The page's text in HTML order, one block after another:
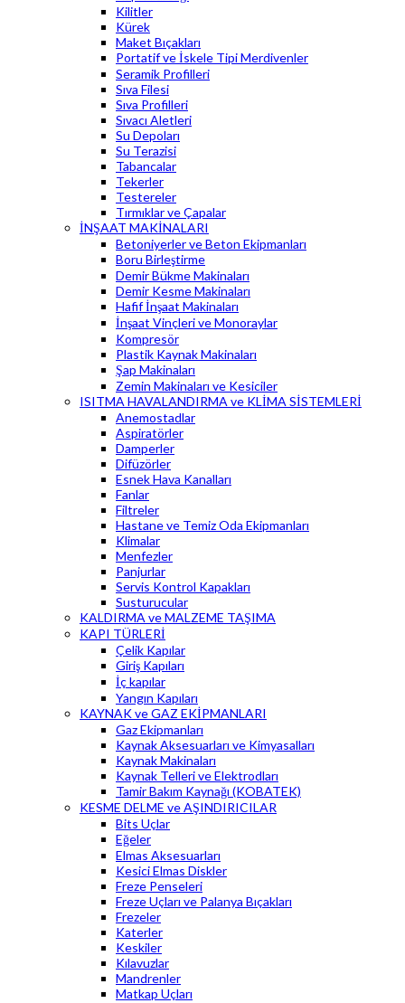
Kilitler
Kürek
Maket Bıçakları
Portatif ve İskele Tipi Merdivenler
Seramik Profilleri
Sıva Filesi
Sıva Profilleri
Sıvacı Aletleri
Su Depoları
Su Terazisi
Tabancalar
Tekerler
Testereler
Tırmıklar ve Çapalar
İNŞAAT MAKİNALARI
Betoniyerler ve Beton Ekipmanları
Boru Birleştirme
Demir Bükme Makinaları
Demir Kesme Makinaları
Hafif İnşaat Makinaları
İnşaat Vinçleri ve Monoraylar
Kompresör
Plastik Kaynak Makinaları
Şap Makinaları
Zemin Makinaları ve Kesiciler
ISITMA HAVALANDIRMA ve KLİMA SİSTEMLERİ
Anemostadlar
Aspiratörler
Damperler
Difüzörler
Esnek Hava Kanalları
Fanlar
Filtreler
Hastane ve Temiz Oda Ekipmanları
Klimalar
Menfezler
Panjurlar
Servis Kontrol Kapakları
Susturucular
KALDIRMA ve MALZEME TAŞIMA
KAPI TÜRLERİ
Çelik Kapılar
Giriş Kapıları
İç kapılar
Yangın Kapıları
KAYNAK ve GAZ EKİPMANLARI
Gaz Ekipmanları
Kaynak Aksesuarları ve Kimyasalları
Kaynak Makinaları
Kaynak Telleri ve Elektrodları
Tamir Bakım Kaynağı (KOBATEK)
KESME DELME ve AŞINDIRICILAR
Bits Uçlar
Eğeler
Elmas Aksesuarları
Kesici Elmas Diskler
Freze Penseleri
Freze Uçları ve Palanya Bıçakları
Frezeler
Katerler
Keskiler
Kılavuzlar
Mandrenler
Matkap Uçları